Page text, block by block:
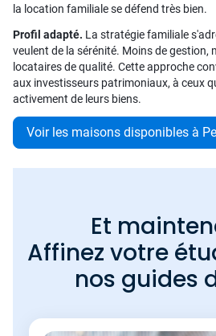
la location familiale se défend très bien.
Profil adapté. La stratégie familiale
veulent de la sérénité. Moins de gestion,
locataires de qualité. Cette approche
aux investisseurs patrimoniaux, à ceux
activement de leurs biens.
Voir les maisons disponibles à
Et
Affinez votre
nos guides